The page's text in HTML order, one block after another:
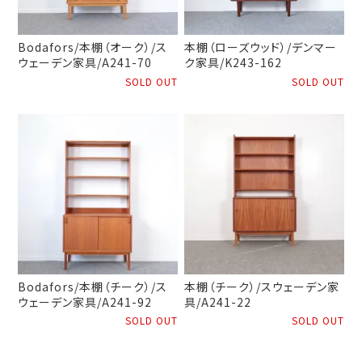
Bodafors/本棚（オーク）/ス
ウェーデン家具/A241-70
SOLD OUT
本棚（ローズウッド）/デンマー
ク家具/K243-162
SOLD OUT
Bodafors/本棚（チーク）/ス
ウェーデン家具/A241-92
SOLD OUT
本棚（チーク）/スウェーデン家
具/A241-22
SOLD OUT